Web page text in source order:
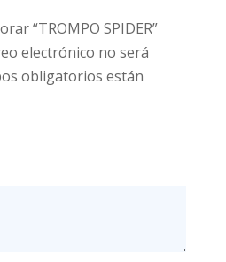
“TROMPO SPIDER”
electrónico no será
obligatorios están